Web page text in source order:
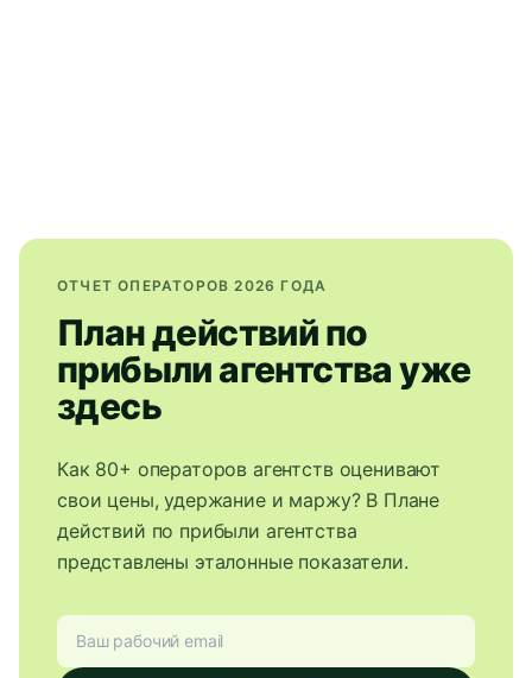
ОТЧЕТ ОПЕРАТОРОВ 2026 ГОДА
План действий по
прибыли агентства уже
здесь
Как 80+ операторов агентств оценивают
свои цены, удержание и маржу? В Плане
действий по прибыли агентства
представлены эталонные показатели.